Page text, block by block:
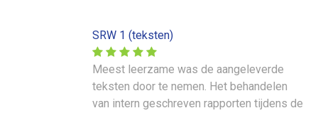
SRW 1 (teksten)
Meest leerzame was de aangeleverde
teksten door te nemen. Het behandelen
van intern geschreven rapporten tijdens de